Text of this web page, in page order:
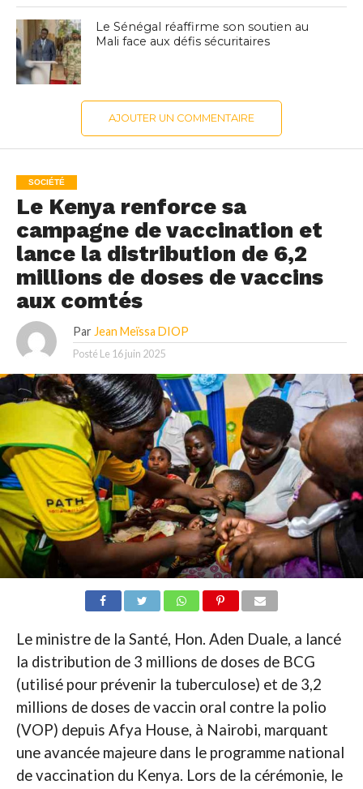
Le Sénégal réaffirme son soutien au
Mali face aux défis sécuritaires
AJOUTER UN COMMENTAIRE
SOCIÉTÉ
Le Kenya renforce sa
campagne de vaccination et
lance la distribution de 6,2
millions de doses de vaccins
aux comtés
Par Jean Meïssa DIOP
Posté Le 16 juin 2025
Le ministre de la Santé, Hon. Aden Duale, a lancé
la distribution de 3 millions de doses de BCG
(utilisé pour prévenir la tuberculose) et de 3,2
millions de doses de vaccin oral contre la polio
(VOP) depuis Afya House, à Nairobi, marquant
une avancée majeure dans le programme national
de vaccination du Kenya. Lors de la cérémonie, le